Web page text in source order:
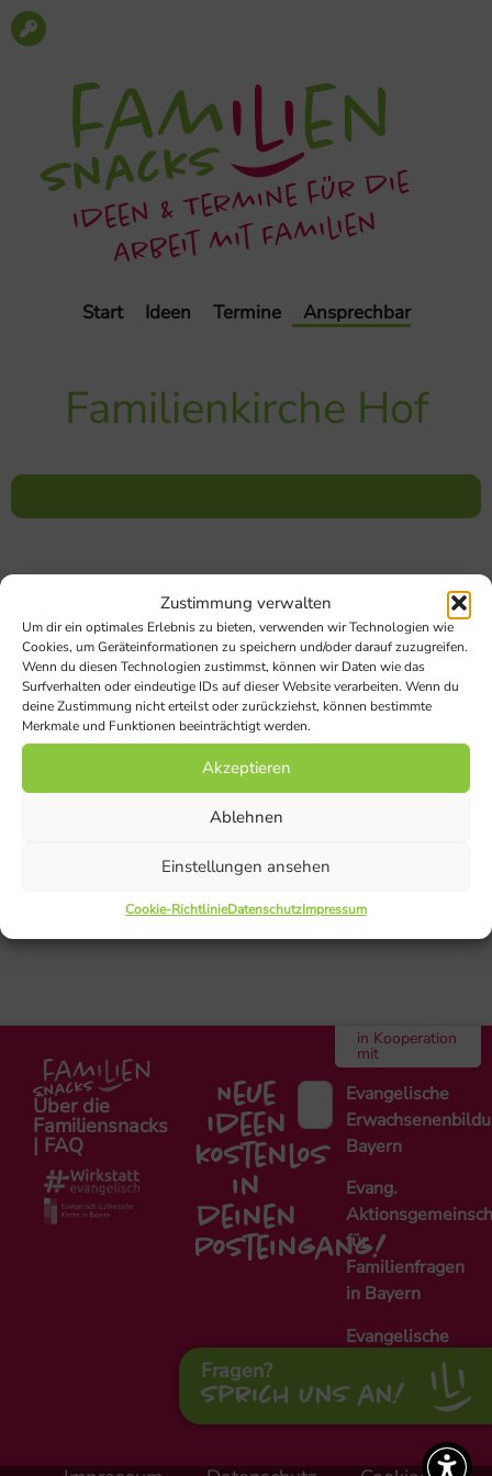
Zustimmung verwalten
Um dir ein optimales Erlebnis zu bieten, verwenden wir Technologien wie
Cookies, um Geräteinformationen zu speichern und/oder darauf zuzugreifen.
Wenn du diesen Technologien zustimmst, können wir Daten wie das
Surfverhalten oder eindeutige IDs auf dieser Website verarbeiten. Wenn du
deine Zustimmung nicht erteilst oder zurückziehst, können bestimmte
Merkmale und Funktionen beeinträchtigt werden.
Akzeptieren
Ablehnen
Einstellungen ansehen
Cookie-RichtlinieDatenschutzImpressum
Start Ideen Termine Ansprechbar
Familienkirche Hof
Damaris
Schwarzrock
Gemeindereferentin für
Über die
Familiensnacks
| FAQ
Neue
Ideen
kostenlos
in
deinen
Posteingang!
in Kooperation
mit
Evangelische
Bayern
Evang.
für
Familienfragen
in Bayern
Evangelische
Alleinerziehende
Fragen?
Sprich uns an!